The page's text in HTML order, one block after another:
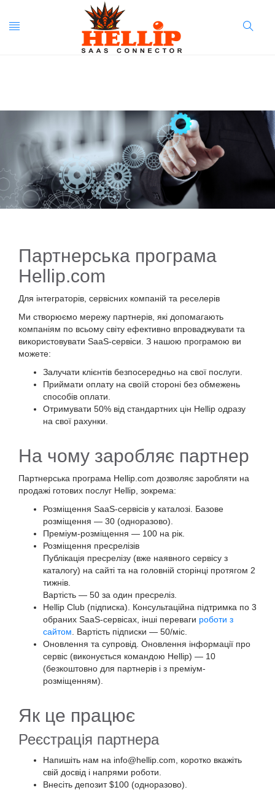
Toggle Search
Партнерська програма
Hellip.com
Для інтеграторів, сервісних компаній та реселерів
Ми створюємо мережу партнерів, які допомагають
компаніям по всьому світу ефективно впроваджувати та
використовувати SaaS-сервіси. З нашою програмою ви
можете:
Залучати клієнтів безпосередньо на свої послуги.
Приймати оплату на своїй стороні без обмежень
способів оплати.
Отримувати 50% від стандартних цін Hellip одразу
на свої рахунки.
На чому заробляє партнер
Партнерська програма Hellip.com дозволяє заробляти на
продажі готових послуг Hellip, зокрема:
Розміщення SaaS-сервісів у каталозі. Базове
розміщення — 30 (одноразово).
Преміум-розміщення — 100 на рік.
Розміщення пресрелізів
Публікація пресрелізу (вже наявного сервісу з
каталогу) на сайті та на головній сторінці протягом 2
тижнів.
Вартість — 50 за один пресреліз.
Hellip Club (підписка). Консультаційна підтримка по 3
обраних SaaS-сервісах, інші переваги роботи з
сайтом . Вартість підписки — 50/міс.
Оновлення та супровід. Оновлення інформації про
сервіс (виконується командою Hellip) — 10
(безкоштовно для партнерів і з преміум-
розміщенням).
Як це працює
Реєстрація партнера
Напишіть нам на info@hellip.com, коротко вкажіть
свій досвід і напрями роботи.
Внесіть депозит $100 (одноразово).